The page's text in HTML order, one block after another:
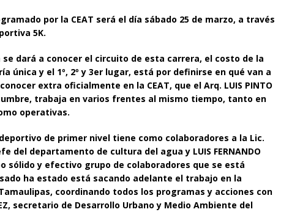
por la CEAT será el día sábado 25 de marzo, a través
5K.
dará a conocer el circuito de esta carrera, el costo de la
única y el 1º, 2º y 3er lugar, está por definirse en qué van a
extra oficialmente en la CEAT, que el Arq. LUIS PINTO
trabaja en varios frentes al mismo tiempo, tanto en
operativas.
de primer nivel tiene como colaboradores a la Lic.
del departamento de cultura del agua y LUIS FERNANDO
sólido y efectivo grupo de colaboradores que se está
ha estado está sacando adelante el trabajo en la
coordinando todos los programas y acciones con
secretario de Desarrollo Urbano y Medio Ambiente del